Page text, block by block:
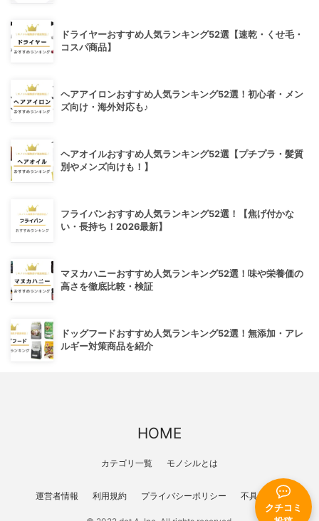
クチコミ
ドライヤーおすすめ人気ランキング52選【速乾・くせ毛・
コスパ商品】
ヘアアイロンおすすめ人気ランキング52選！初心者・メン
ズ向け・海外対応も♪
ヘアオイルおすすめ人気ランキング52選【プチプラ・髪質
別やメンズ向けも！】
フライパンおすすめ人気ランキング52選！【焦げ付かな
い・長持ち！2026最新】
マヌカハニーおすすめ人気ランキング52選！味や栄養価の
高さを徹底比較・検証
ドッグフードおすすめ人気ランキング52選！無添加・アレ
ルギー対策商品を紹介
HOME
カテゴリ一覧 モノシルとは
運営者情報 利用規約 プライバシーポリシー 不具合報告